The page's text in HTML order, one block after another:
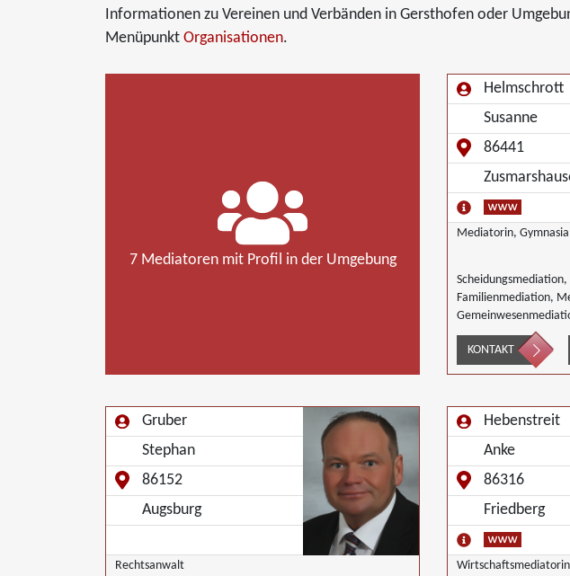
Informationen zu Vereinen und Verbänden in Gersthofen oder
Menüpunkt Organisationen.
7 Mediatoren mit Profil in der Umgebung
Helmschrott
Susanne
86441
Mediatorin,
Familienmediation,
KONTAKT
Gruber
Stephan
86152
Augsburg
Rechtsanwalt
Hebenstreit
Anke
86316
Friedberg
Wirtschaftsmediatorin